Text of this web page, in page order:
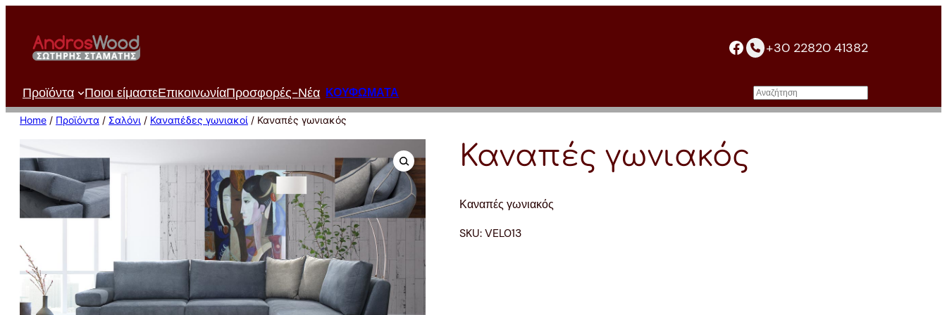
περιεχόμενο
facebook+30 22820 41382
Προϊόντα Ποιοι είμαστεΕπικοινωνίαΠροσφορές-Νέα ΚΟΥΦΩΜΑΤΑ Αναζήτηση
Home / Προϊόντα / Σαλόνι / Καναπέδες γωνιακοί / Καναπές γωνιακός
Καναπές γωνιακός
Καναπές γωνιακός
SKU:VEL013